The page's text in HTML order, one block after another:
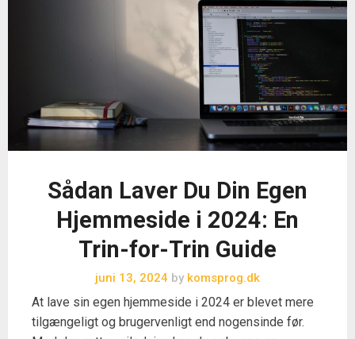
Sådan Laver Du Din Egen
Hjemmeside i 2024: En
Trin-for-Trin Guide
juni 13, 2024 by komsprog.dk
At lave sin egen hjemmeside i 2024 er blevet mere
tilgængeligt og brugervenligt end nogensinde før.